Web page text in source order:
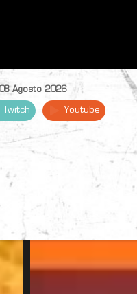
Agosto 2026
Twitch Youtube